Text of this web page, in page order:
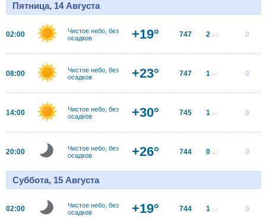
Пятница, 14 Августа
02:00
Чистое небо, без
осадков
+19° 747 2 м/с 0
08:00
Чистое небо, без
осадков
+23° 747 1 м/с 0
14:00
Чистое небо, без
осадков
+30° 745 1 м/с 0
20:00
Чистое небо, без
осадков
+26° 744 0 м/с 0
Суббота, 15 Августа
02:00
Чистое небо, без
осадков
+19° 744 1 м/с 0